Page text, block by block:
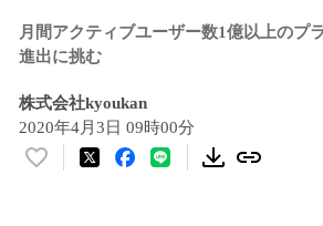
月間アクティブユーザー数1億以上のプ
進出に挑む
株式会社kyoukan
2020年4月3日 09時00分
い